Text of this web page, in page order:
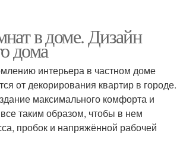
в доме. Дизайн
дома
интерьера в частном доме
от декорирования квартир в городе.
максимального комфорта и
таким образом, чтобы в нем
пробок и напряжённой рабочей